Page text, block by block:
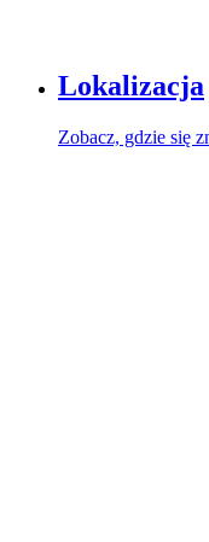
Lokalizacja
Zobacz, gdzie się